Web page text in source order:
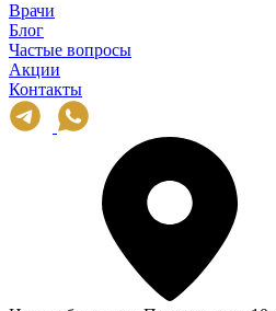
Врачи
Блог
Частые вопросы
Акции
Контакты